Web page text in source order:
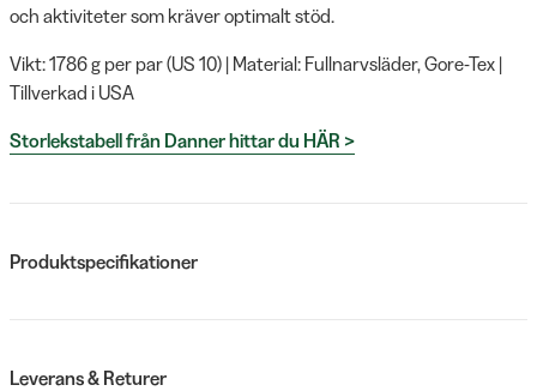
och aktiviteter som kräver optimalt stöd.
Vikt: 1786 g per par (US 10) | Material: Fullnarvsläder, Gore-Tex |
Tillverkad i USA
Storlekstabell från Danner hittar du HÄR >
Produktspecifikationer
Leverans & Returer